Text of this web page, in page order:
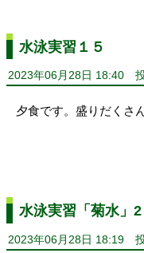
水泳実習１５
2023年06月28日 18:40
夕食です。盛りだくさ
水泳実習「菊水」2
2023年06月28日 18:19